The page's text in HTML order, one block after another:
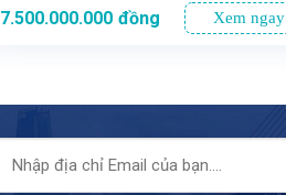
7.500.000.000 đồng Xem ngay